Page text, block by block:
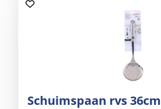
Schuimspaan rvs 36cm